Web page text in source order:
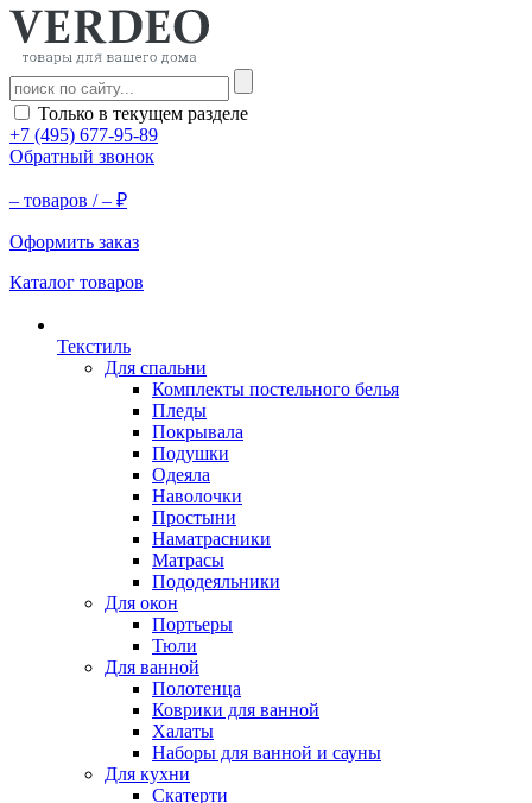
Только в текущем разделе
+7 (495) 677-95-89
Обратный звонок
– товаров /– ₽
Оформить заказ
Каталог товаров
Текстиль
Для спальни
Комплекты постельного белья
Пледы
Покрывала
Подушки
Одеяла
Наволочки
Простыни
Наматрасники
Матрасы
Пододеяльники
Для окон
Портьеры
Тюли
Для ванной
Полотенца
Коврики для ванной
Халаты
Наборы для ванной и сауны
Для кухни
Скатерти